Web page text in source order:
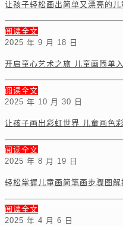
让孩子轻松画出简单又漂亮的儿
阅读全文
2025 年 9 月 18 日
开启童心艺术之旅 儿童画简单
阅读全文
2025 年 10 月 30 日
让孩子画出彩虹世界 儿童画色
阅读全文
2025 年 8 月 19 日
轻松掌握儿童画简笔画步骤图解
阅读全文
2025 年 4 月 6 日